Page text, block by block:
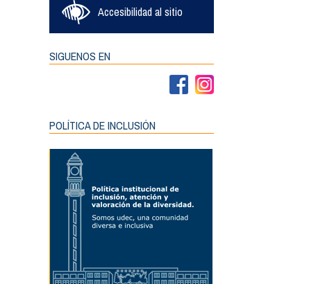
Accesibilidad al sitio
SIGUENOS EN
POLÍTICA DE INCLUSIÓN